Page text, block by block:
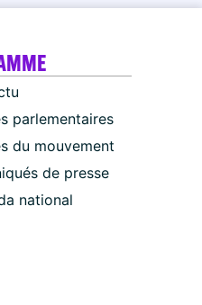
parlementaires
du mouvement
de presse
national